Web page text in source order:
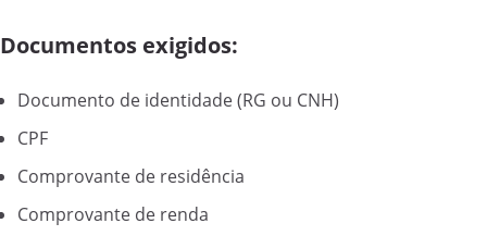
Documentos exigidos:
Documento de identidade (RG ou CNH)
CPF
Comprovante de residência
Comprovante de renda